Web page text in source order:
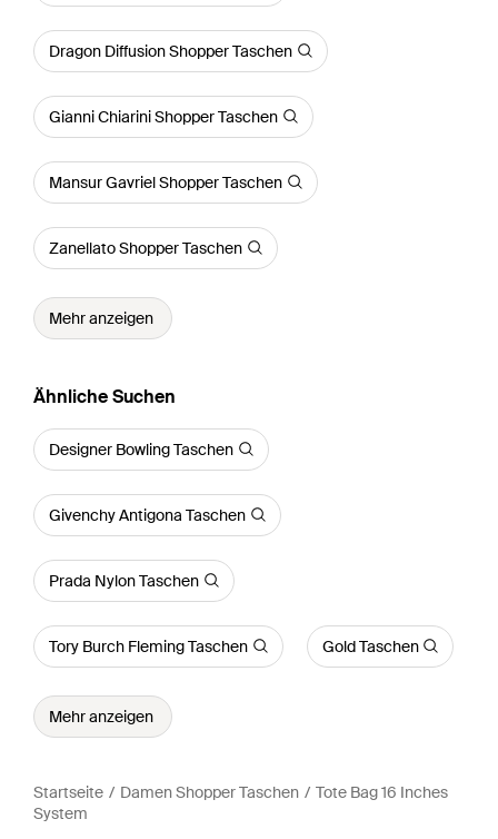
Dragon Diffusion Shopper Taschen
Gianni Chiarini Shopper Taschen
Mansur Gavriel Shopper Taschen
Zanellato Shopper Taschen
Mehr anzeigen
Ähnliche Suchen
Designer Bowling Taschen
Givenchy Antigona Taschen
Prada Nylon Taschen
Tory Burch Fleming Taschen Gold Taschen
Mehr anzeigen
Startseite Damen Shopper Taschen
Tote Bag 16 Inches
System